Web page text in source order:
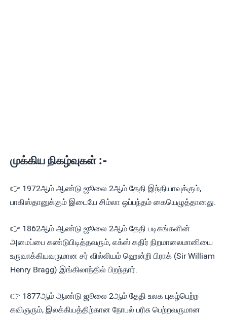
முக்கிய நிகழ்வுகள் :-
👉 1972ஆம் ஆண்டு ஜூலை 2ஆம் தேதி இந்தியாவுக்கும்,
பாகிஸ்தானுக்கும் இடையே சிம்லா ஒப்பந்தம் கையெழுத்தானது.
👉 1862ஆம் ஆண்டு ஜூலை 2ஆம் தேதி படிகங்களின்
அமைப்பை கண்டுபிடித்தவரும், எக்ஸ் கதிர் நிறமாலைமானியை
உருவாக்கியவருமான சர் வில்லியம் ஹென்றி பிராக் (Sir William
Henry Bragg) இங்கிலாந்தில் பிறந்தார்.
👉 1877ஆம் ஆண்டு ஜூலை 2ஆம் தேதி உலக புகழ்பெற்ற
கவிஞரும், இலக்கியத்திற்கான நோபல் பரிசு பெற்றவருமான